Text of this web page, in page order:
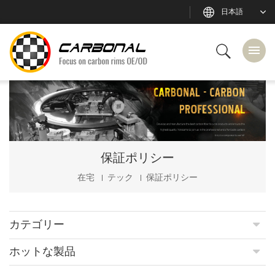
日本語
保証ポリシー
在宅 テック 保証ポリシー
カテゴリー
ホットな製品